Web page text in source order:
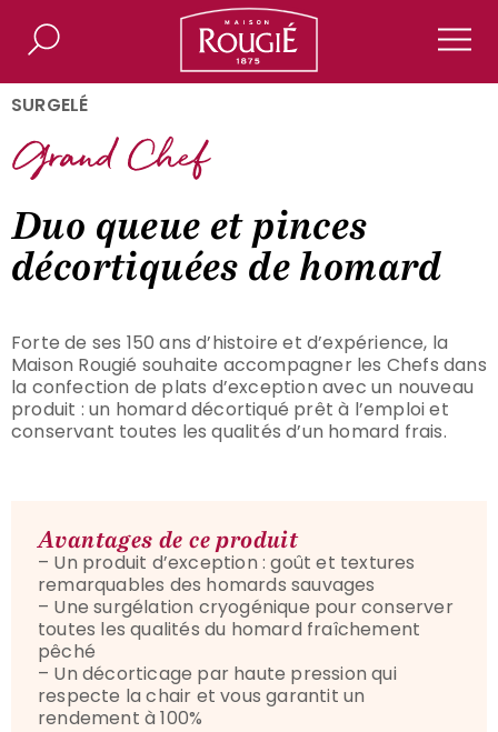
Maison Rougié
Rechercher
SURGELÉ
Duo queue et pinces
décortiquées de homard
Forte de ses 150 ans d’histoire et d’expérience, la
Maison Rougié souhaite accompagner les Chefs dans
la confection de plats d’exception avec un nouveau
produit : un homard décortiqué prêt à l’emploi et
conservant toutes les qualités d’un homard frais.
Avantages de ce produit
– Un produit d’exception : goût et textures
remarquables des homards sauvages
– Une surgélation cryogénique pour conserver
toutes les qualités du homard fraîchement
pêché
– Un décorticage par haute pression qui
respecte la chair et vous garantit un
rendement à 100%